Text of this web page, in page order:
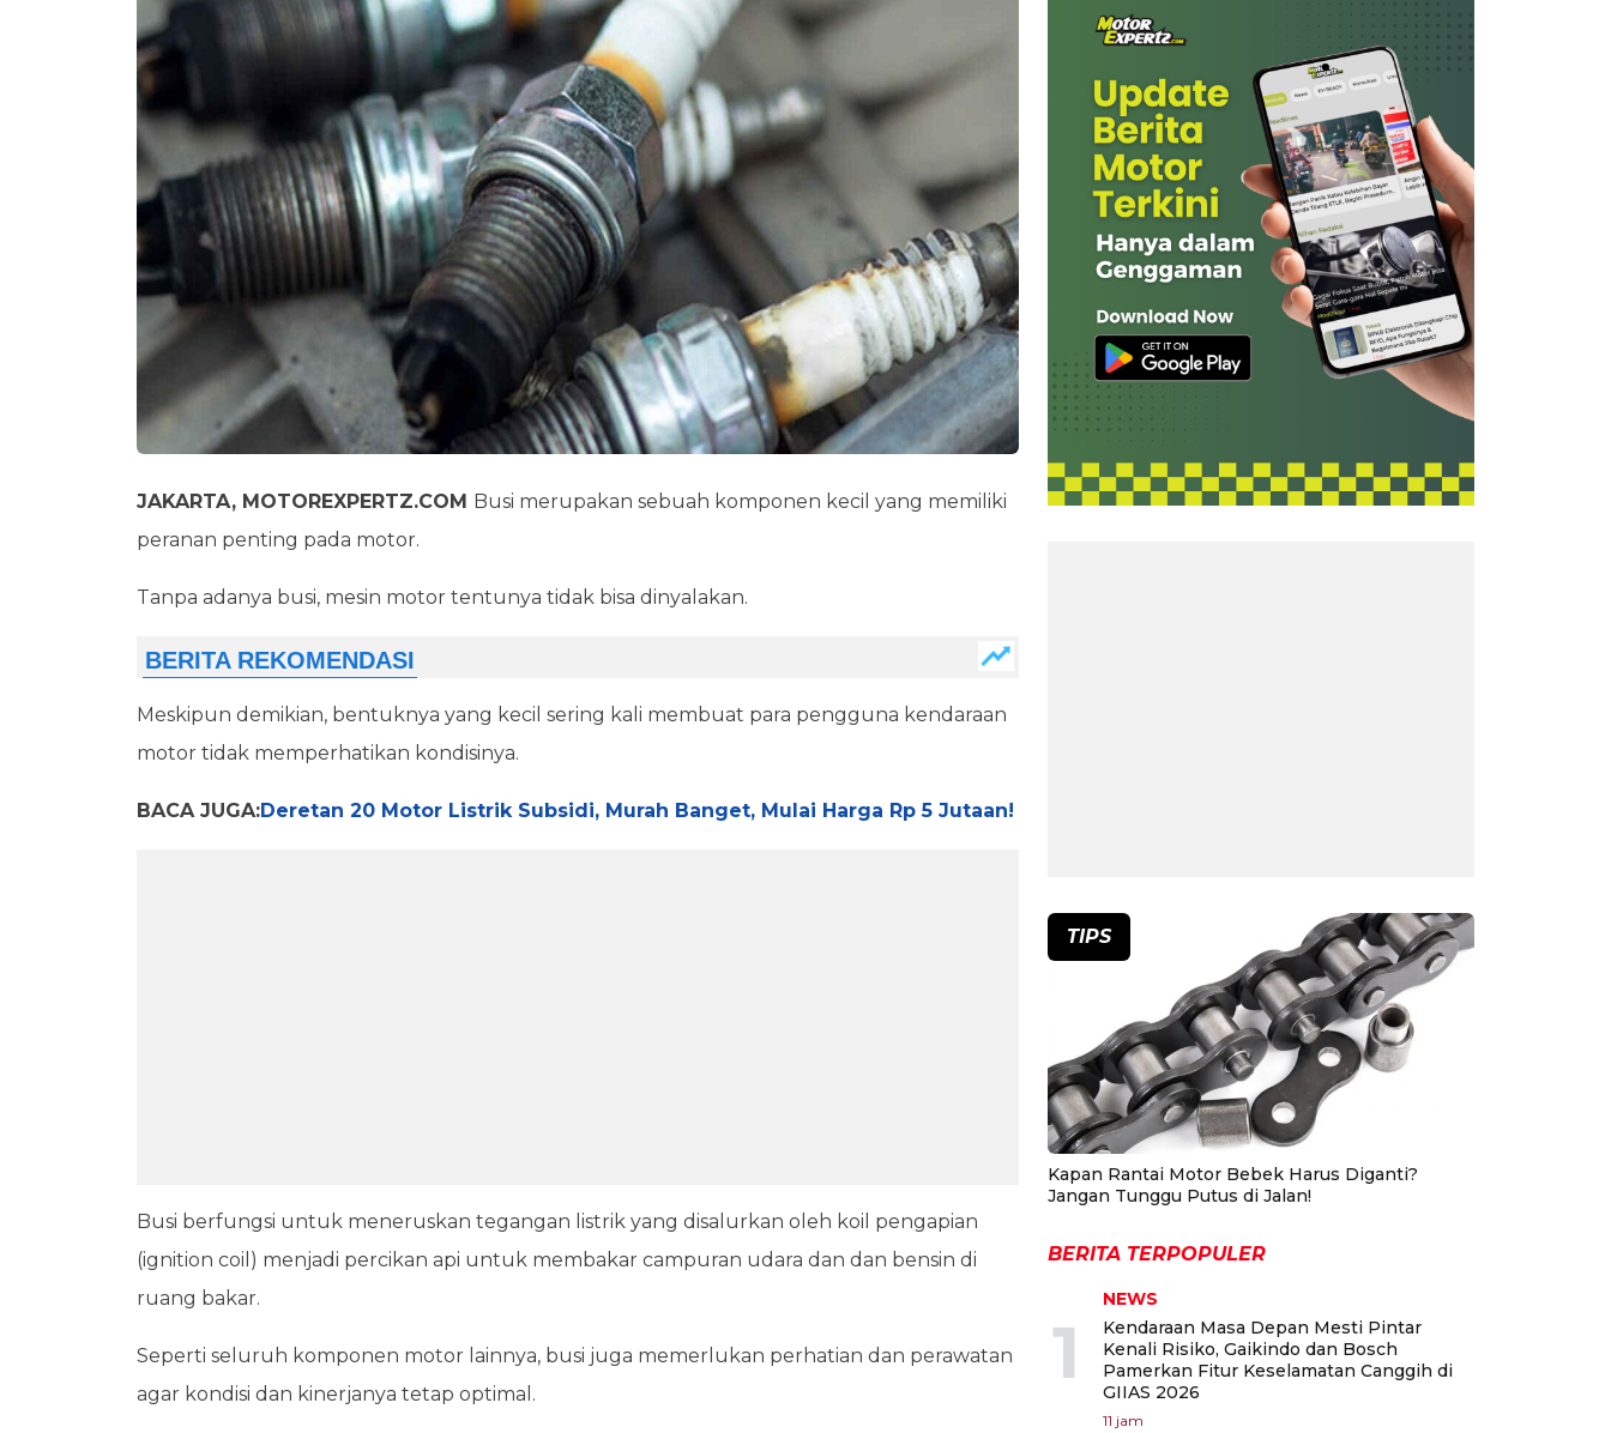
JAKARTA, MOTOREXPERTZ.COM Busi merupakan sebuah komponen kecil yang memiliki
peranan penting pada motor.
Tanpa adanya busi, mesin motor tentunya tidak bisa dinyalakan.
Meskipun demikian, bentuknya yang kecil sering kali membuat para pengguna kendaraan
motor tidak memperhatikan kondisinya.
BACA JUGA:Deretan 20 Motor Listrik Subsidi, Murah Banget, Mulai Harga Rp 5 Jutaan!
Busi berfungsi untuk meneruskan tegangan listrik yang disalurkan oleh koil pengapian
(ignition coil) menjadi percikan api untuk membakar campuran udara dan dan bensin di
ruang bakar.
Seperti seluruh komponen motor lainnya, busi juga memerlukan perhatian dan perawatan
agar kondisi dan kinerjanya tetap optimal.
TIPS
Kapan Rantai Motor Bebek Harus Diganti?
Jangan Tunggu Putus di Jalan!
BERITA TERPOPULER
1
NEWS
Kendaraan Masa Depan Mesti Pintar
Kenali Risiko, Gaikindo dan Bosch
Pamerkan Fitur Keselamatan Canggih di
GIIAS 2026
11 jam